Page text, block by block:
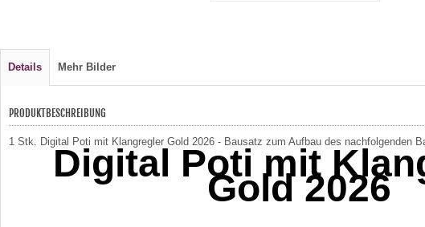
Details Mehr Bilder
PRODUKTBESCHREIBUNG
1 Stk. Digital Poti mit Klangregler Gold 2026 - Bausatz zum Aufbau des nachfolgenden
Digital Poti mit
Gold 2026